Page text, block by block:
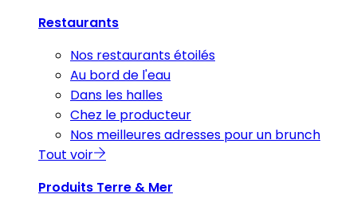
Restaurants
Nos restaurants étoilés
Au bord de l'eau
Dans les halles
Chez le producteur
Nos meilleures adresses pour un brunch
Tout voir
Produits Terre & Mer